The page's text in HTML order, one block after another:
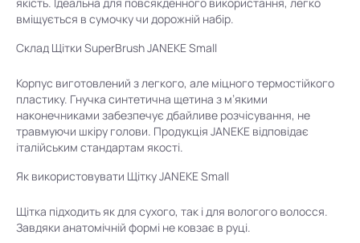
якість. Ідеальна для повсякденного використання, легко
вміщується в сумочку чи дорожній набір.
Склад Щітки SuperBrush JANEKE Small
Корпус виготовлений з легкого, але міцного термостійкого
пластику. Гнучка синтетична щетина з м’якими
наконечниками забезпечує дбайливе розчісування, не
травмуючи шкіру голови. Продукція JANEKE відповідає
італійським стандартам якості.
Як використовувати Щітку JANEKE Small
Щітка підходить як для сухого, так і для вологого волосся.
Завдяки анатомічній формі не ковзає в руці.